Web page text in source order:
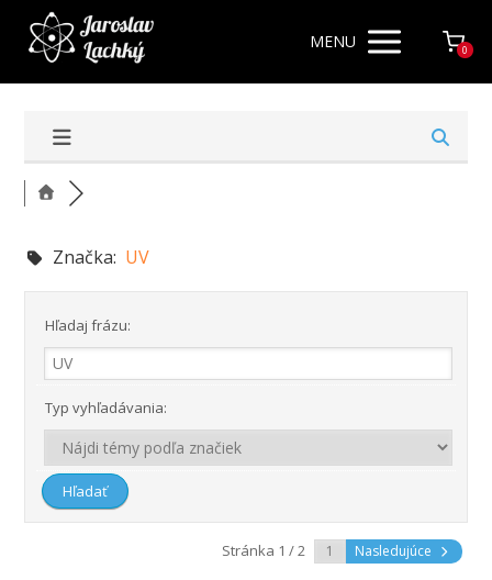
MENU 0
Značka: UV
Hľadaj frázu:
Typ vyhľadávania:
Stránka 1 / 2 Nasledujúce